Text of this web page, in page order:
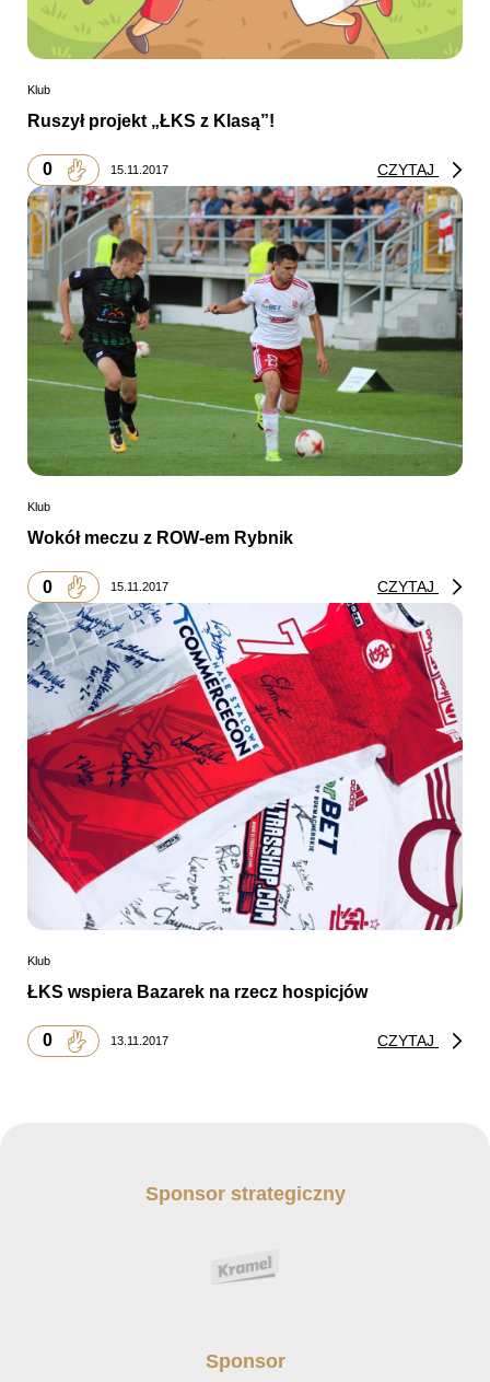
Klub
Ruszył projekt „ŁKS z Klasą”!
0 15.11.2017 CZYTAJ
Klub
Wokół meczu z ROW-em Rybnik
0 15.11.2017 CZYTAJ
Klub
ŁKS wspiera Bazarek na rzecz hospicjów
0 13.11.2017 CZYTAJ
Sponsor strategiczny
Sponsor